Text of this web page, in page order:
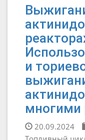
и
многими
20.09.2024